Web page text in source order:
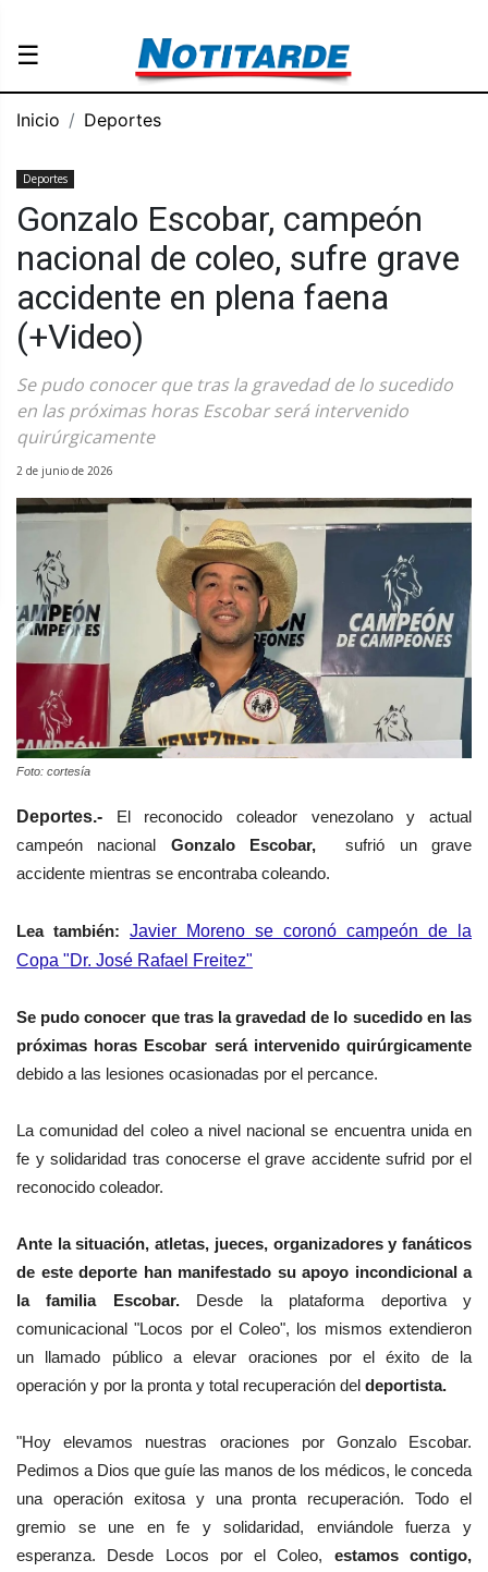
☰
Inicio Deportes
Deportes
Gonzalo Escobar, campeón
nacional de coleo, sufre grave
accidente en plena faena
(+Video)
Se pudo conocer que tras la gravedad de lo sucedido
en las próximas horas Escobar será intervenido
quirúrgicamente
2 de junio de 2026
Foto: cortesía
Deportes.- El reconocido coleador venezolano y actual
campeón nacional Gonzalo Escobar,
sufrió un grave
accidente mientras se encontraba coleando.
Lea también: Javier Moreno se coronó campeón de la
Copa "Dr. José Rafael Freitez"
Se pudo conocer que tras la gravedad de lo sucedido en las
próximas horas Escobar será intervenido quirúrgicamente
debido a las lesiones ocasionadas por el percance.
La comunidad del coleo a nivel nacional se encuentra unida en
fe y solidaridad tras conocerse el grave accidente sufrid por el
reconocido coleador.
Ante la situación, atletas, jueces, organizadores y fanáticos
de este deporte han manifestado su apoyo incondicional a
la familia Escobar.
Desde la plataforma deportiva y
comunicacional "Locos por el Coleo", los mismos extendieron
un llamado público a elevar oraciones por el éxito de la
operación y por la pronta y total recuperación del deportista.
"Hoy elevamos nuestras oraciones por Gonzalo Escobar.
Pedimos a Dios que guíe las manos de los médicos, le conceda
una operación exitosa y una pronta recuperación. Todo el
gremio se une en fe y solidaridad, enviándole fuerza y
esperanza. Desde Locos por el Coleo, estamos contigo,